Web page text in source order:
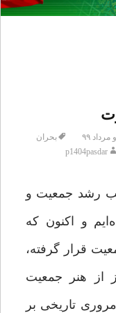
بحران
p1404pasdar
رشد جمعیت و
و اکنون که
قرار گرفته،
از هنر جمعیت
مروری تاریخی بر